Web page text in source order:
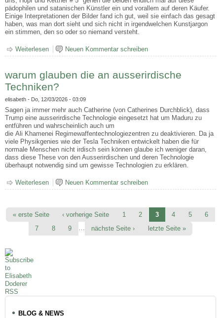
pädophilen und satanischen Künstler ein und vorallem auf deren Käufer.
Einige Interpretationen der Bilder fand ich gut, weil sie einfach das gesagt
haben, was man dort sieht und sich nicht in irgendwelchen Kunstjargon
ein stimmen, den so oder so niemand versteht.
Weiterlesen über Die Künstler welche die Wünsche der satanisch-
pädophilen Elite bedienen
Neuen Kommentar schreiben
warum glauben die an ausserirdische
Techniken?
elisabeth - Do, 12/03/2026 - 03:09
Sagen ja immer mehr auch Catherine (von Catherines Durchblick), dass
Trump eine ausserirdische Technologie eingesetzt hat um Maduru zu
entführen und wahrscheinlich auch um
die Ali Khamenei Regimewaffentechnologiezentren zu deaktivieren. Da ja
viele Physikgenies wie der Tesla Techniken entwickelt haben die für
normale Menschen nicht irdisch sein können glaube ich weniger daran,
dass diese These von den Ausserirdischen und deren Technologie
überhaupt notwendig sind um gewisse Technologien zu erklären.
Weiterlesen über warum glauben die an ausserirdische Techniken?
Neuen Kommentar schreiben
Seiten
« erste Seite ‹ vorherige Seite 1 2 3 4 5
6
7
8 9 … nächste Seite › letzte Seite »
BLOG & NEWS